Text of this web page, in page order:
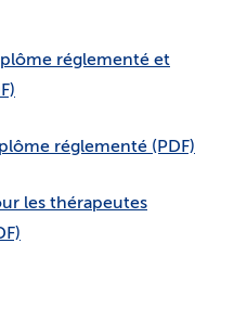
réglementé et
réglementé (PDF)
les thérapeutes